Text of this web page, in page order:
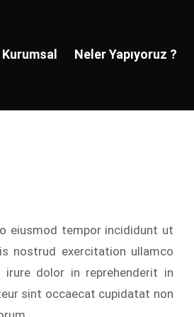
Kurumsal Neler Yapıyoruz ?
eiusmod tempor incididunt ut
nostrud exercitation ullamco
dolor in reprehenderit in
sint occaecat cupidatat non